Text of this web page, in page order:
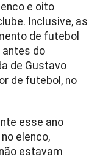
e oito
Inclusive, as
de futebol
do
de Gustavo
de futebol, no
esse ano
elenco,
estavam